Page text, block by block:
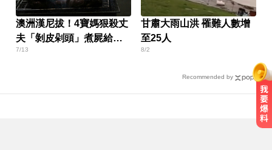
澳洲漢尼拔！4寶媽狠殺丈
夫「剝皮剁頭」煮屍給孩
吃
7/13
甘肅大雨山洪 罹難人數增
至25人
8/2
Recommended by